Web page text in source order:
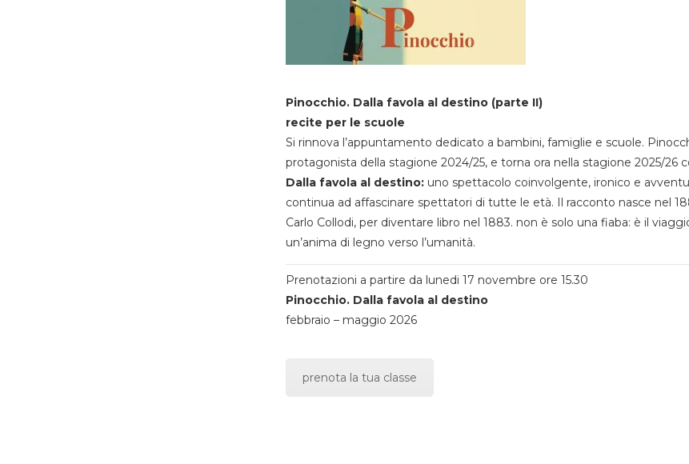
Pinocchio. Dalla favola al destino (parte II)
recite per le scuole
Si rinnova l’appuntamento dedicato a bambini, famiglie e scuole.
protagonista della stagione 2024/25, e torna ora nella stagione 2025/26
Dalla favola al destino:uno spettacolo coinvolgente, ironico e
continua ad affascinare spettatori di tutte le età. Il racconto nasce nel
Carlo Collodi, per diventare libro nel 1883. non è solo una fiaba: è il
un’anima di legno verso l’umanità.
Prenotazioni a partire da lunedi 17 novembre ore 15.30
Pinocchio. Dalla favola al destino
febbraio – maggio 2026
prenota la tua classe